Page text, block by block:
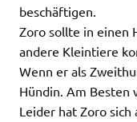
beschäftigen.
Zoro sollte in einen
andere Kleintiere
Wenn er als
Hündin. Am Besten
Leider hat Zoro